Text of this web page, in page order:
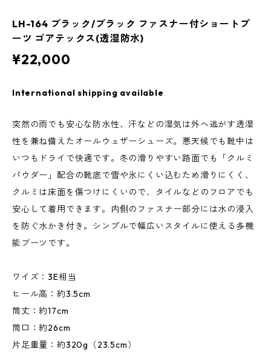
LH-164 ブラック/ブラック ファスナー付ショートブ
ーツ ゴアテックス(透湿防水)
¥22,000
International shipping available
突然の雨でも安心な防水性、汗などの湿気は外へ逃がす透湿
性を兼ね備えたオールウェザーシューズ。悪天候でも靴中は
いつもドライで快適です。冬の滑りやすい路面でも「クルミ
パウダー」配合の靴底で雪や氷にくい込むため滑りにくく、
クルミは床面を傷つけにくいので、タイルなどのフロアでも
安心して着用できます。内側のファスナー部分には水の浸入
を防ぐ水かき付き。シンプルで幅広いスタイルに使える多機
能ブーツです。
ワイズ：3E相当
ヒール高：約3.5cm
筒丈：約17cm
筒口：約26cm
片足重量：約320g（23.5cm）